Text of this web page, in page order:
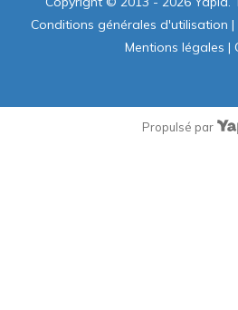
Conditions générales d'utilisation |
Mentions légales |
Propulsé par